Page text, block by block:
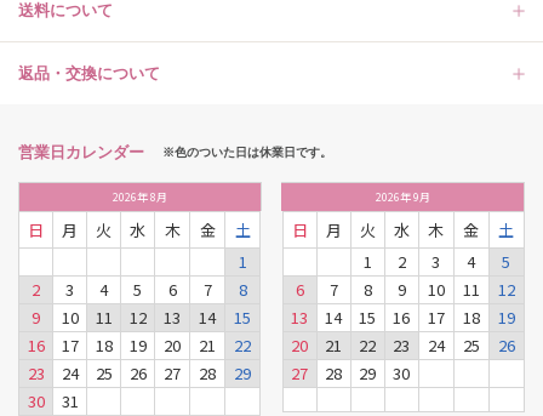
送料について
返品・交換について
営業日カレンダー ※色のついた日は休業日です。
2026年8月
日 月 火 水 木 金
土
1
2
3 4 5 6 7
8
9
10 11 12 13 14
15
16
17 18 19 20 21
22
23
24 25 26 27 28
29
30
31
2026年9月
日 月 火 水 木 金
土
1
2 3 4
5
6
7 8 9 10 11
12
13
14 15 16 17 18
19
20
21 22 23 24 25
26
27
28 29 30